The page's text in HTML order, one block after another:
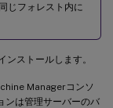
じフォレスト内に
ストールします。
Managerコンソ
ンは管理サーバーのバ